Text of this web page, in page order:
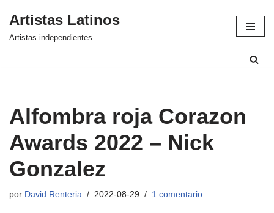
Saltar
Artistas Latinos
Artistas independientes
Alfombra roja Corazon
Awards 2022 – Nick
Gonzalez
por David Renteria 2022-08-29 1 comentario